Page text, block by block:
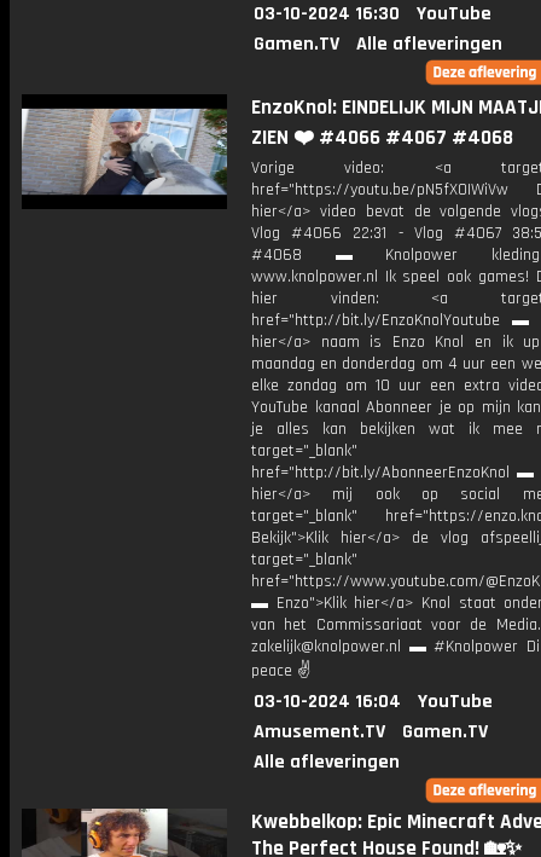
03-10-2024 16:30
YouTube
Gamen.TV
Alle afleveringen
EnzoKnol: EINDELIJK MIJN
ZIEN ❤️ #4066 #4067 #4068
Vorige video: <a
href="https://youtu.be/pN5fXOIWiVw
hier</a> video bevat de volgende
Vlog #4066 22:31 - Vlog #4067
#4068 ▬ Knolpower
www.knolpower.nl Ik speel ook games!
hier vinden: <a
href="http://bit.ly/EnzoKnolYoutube ▬
hier</a> naam is Enzo Knol en ik
maandag en donderdag om 4 uur een
elke zondag om 10 uur een extra
YouTube kanaal Abonneer je op mijn
je alles kan bekijken wat ik mee
target="_blank"
href="http://bit.ly/AbonneerEnzoKnol ▬
hier</a> mij ook op social
target="_blank" href="https://
Bekijk">Klik hier</a> de vlog
target="_blank"
href="https://www.youtube.com/
▬ Enzo">Klik hier</a> Knol staat
van het Commissariaat voor de
zakelijk@knolpower.nl ▬ #Knolpower
peace ✌
03-10-2024 16:04
YouTube
Amusement.TV
Gamen.TV
Alle afleveringen
Kwebbelkop: Epic Minecraft
The Perfect House Found! 🏡✨